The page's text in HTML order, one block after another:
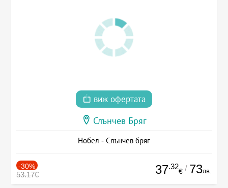
виж офертата
Слънчев Бряг
Нобел - Слънчев бряг
-30%
53.17€ 37.32
€ / 73лв.